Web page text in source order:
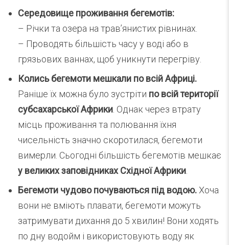
Середовище проживання бегемотів:
– Річки та озера на трав’янистих рівнинах.
– Проводять більшість часу у воді або в
грязьових ваннах, щоб уникнути перегріву.
Колись бегемоти мешкали по всій Африці.
Раніше їх можна було зустріти по всій території
субсахарської Африки . Однак через втрату
місць проживання та полювання їхня
чисельність значно скоротилася, бегемоти
вимерли. Сьогодні більшість бегемотів мешкає
у великих заповідниках Східної Африки
Бегемоти чудово почуваються під водою. Хоча
вони не вміють плавати, бегемоти можуть
затримувати дихання до 5 хвилин! Вони ходять
по дну водойм і використовують воду як